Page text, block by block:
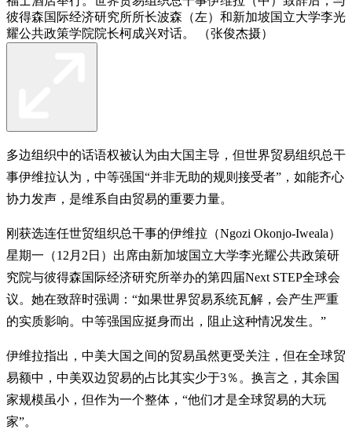
彼得森国际经济研究所所长波森（左）和新加坡国立大学李光
耀公共政策学院院长柯成兴对话。 （张俊杰摄）
多边组织中的话语权被认为由大国主导，但世界贸易组织总干
事伊维拉认为，中等强国“并非无助的规则接受者”，如能齐心
协力发声，是维系自由贸易的重要力量。
刚获选连任世贸组织总干事的伊维拉（Ngozi Okonjo-Iweala）
星期一（12月2日）出席由新加坡国立大学李光耀公共政策研
究院与彼得森国际经济研究所举办的第四届Next STEP全球会
议。她在致辞时强调：“如果世界贸易系统瓦解，会产生严重
的实质影响。中等强国应挺身而出，阻止这种情况发生。”
伊维拉指出，中美大国之间的贸易虽然更受关注，但在全球贸
易额中，中美双边贸易的占比其实少于3％。换言之，其余国
家规模虽小，但作为一个整体，“他们才是全球贸易的大玩
家”。